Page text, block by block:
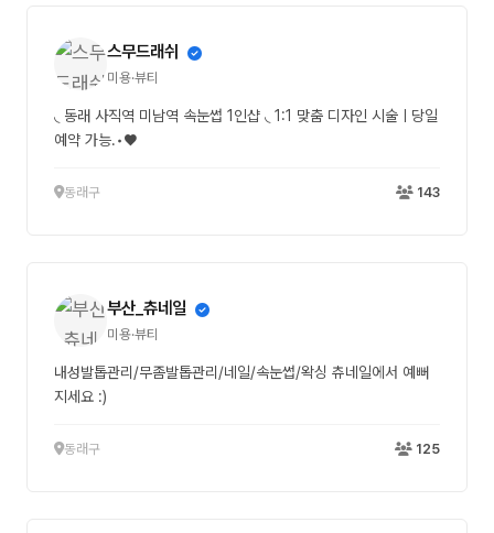
스무드래쉬
미용·뷰티
◟ 동래 사직역 미남역 속눈썹 1인샵 ◟ 1:1 맞춤 디자인 시술ㅣ당일
예약 가능.•♥
동래구 143
부산_츄네일
미용·뷰티
내성발톱관리/무좀발톱관리/네일/속눈썹/왁싱 츄네일에서 예뻐
지세요 :)
동래구 125